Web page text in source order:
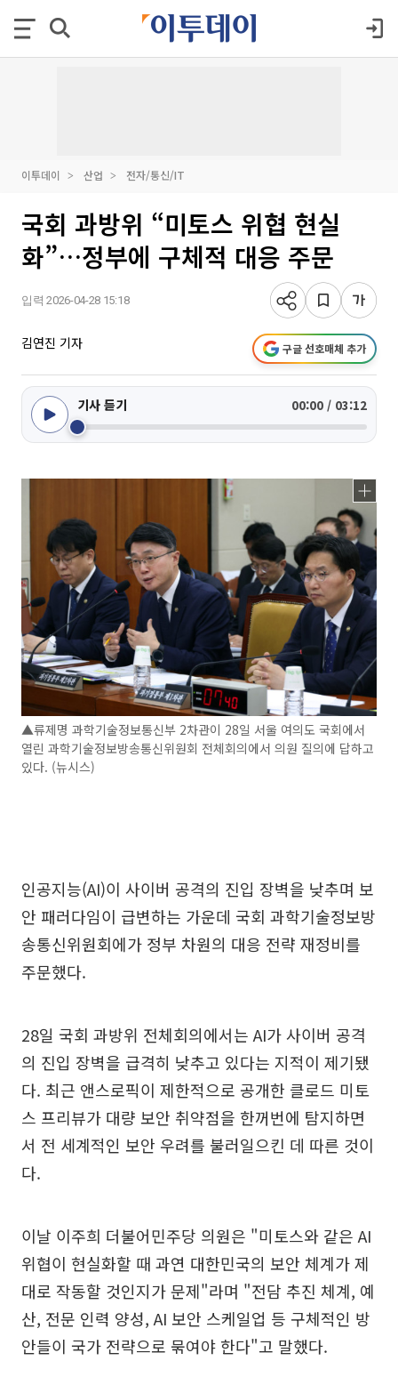
이투데이 산업 전자/통신/IT
국회 과방위 “미토스 위협 현실
화”…정부에 구체적 대응 주문
입력 2026-04-28 15:18
김연진 기자 구글 선호매체 추가
기사 듣기 00:00 / 03:12
▲류제명 과학기술정보통신부 2차관이 28일 서울 여의도 국회에서
열린 과학기술정보방송통신위원회 전체회의에서 의원 질의에 답하고
있다. (뉴시스)
인공지능(AI)이 사이버 공격의 진입 장벽을 낮추며 보
안 패러다임이 급변하는 가운데 국회 과학기술정보방
송통신위원회에가 정부 차원의 대응 전략 재정비를
주문했다.
28일 국회 과방위 전체회의에서는 AI가 사이버 공격
의 진입 장벽을 급격히 낮추고 있다는 지적이 제기됐
다. 최근 앤스로픽이 제한적으로 공개한 클로드 미토
스 프리뷰가 대량 보안 취약점을 한꺼번에 탐지하면
서 전 세계적인 보안 우려를 불러일으킨 데 따른 것이
다.
이날 이주희 더불어민주당 의원은 "미토스와 같은 AI
위협이 현실화할 때 과연 대한민국의 보안 체계가 제
대로 작동할 것인지가 문제"라며 "전담 추진 체계, 예
산, 전문 인력 양성, AI 보안 스케일업 등 구체적인 방
안들이 국가 전략으로 묶여야 한다"고 말했다.